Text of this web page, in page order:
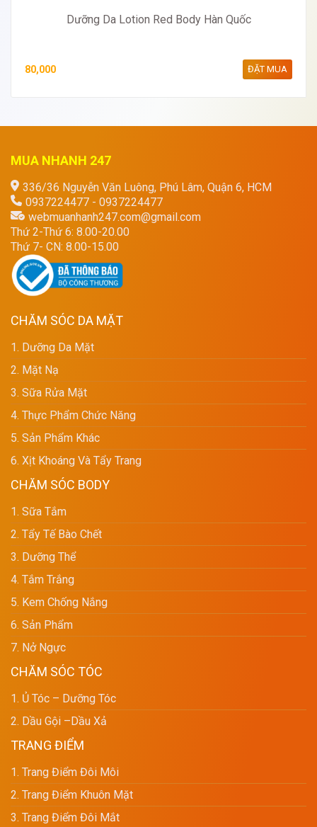
Dưỡng Da Lotion Red Body Hàn Quốc
80,000 ĐẶT MUA
MUA NHANH 247
336/36 Nguyễn Văn Luông, Phú Lâm, Quận 6, HCM
0937224477 - 0937224477
webmuanhanh247.com@gmail.com
Thứ 2-Thứ 6: 8.00-20.00
Thứ 7- CN: 8.00-15.00
CHĂM SÓC DA MẶT
1. Dưỡng Da Mặt
2. Mặt Nạ
3. Sữa Rửa Mặt
4. Thực Phẩm Chức Năng
5. Sản Phẩm Khác
6. Xịt Khoáng Và Tẩy Trang
CHĂM SÓC BODY
1. Sữa Tắm
2. Tẩy Tế Bào Chết
3. Dưỡng Thể
4. Tắm Trắng
5. Kem Chống Nắng
6. Sản Phẩm
7. Nở Ngực
CHĂM SÓC TÓC
1. Ủ Tóc – Dưỡng Tóc
2. Dầu Gội –dầu Xả
TRANG ĐIỂM
1. Trang Điểm Đôi Môi
2. Trang Điểm Khuôn Mặt
3. Trang Điểm Đôi Mắt